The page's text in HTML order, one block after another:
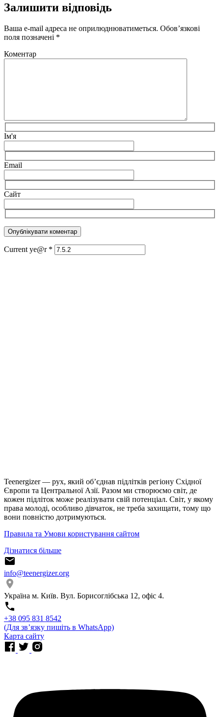
Залишити відповідь
Ваша e-mail адреса не оприлюднюватиметься. Обов’язкові
поля позначені *
Коментар
Ім'я
Email
Сайт
Current ye@r *
Teenergizer — рух, який об’єднав підлітків регіону Східної
Європи та Центральної Азії. Разом ми створюємо світ, де
кожен підліток може реалізувати свій потенціал. Світ, у якому
права молоді, особливо дівчаток, не треба захищати, тому що
вони повністю дотримуються.
Правила та Умови користування сайтом
Дізнатися більше
info@teenergizer.org
Україна м. Київ. Вул. Борисоглібська 12, офіс 4.
⁨+38 095 831 8542⁩
(Для звʼязку пишіть в WhatsApp)
Карта сайту